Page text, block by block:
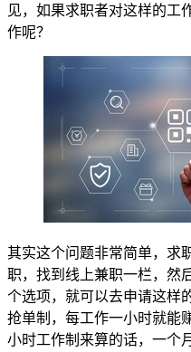
见，如果求职者对这样的工
作呢？
其实这个问题非常简单，求
职，找到线上兼职一栏，然
个选项，就可以去申请这样
抢单制，每工作一小时就能
小时工作制来算的话，一个